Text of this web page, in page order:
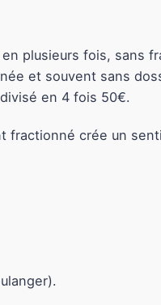
plusieurs fois, sans
et souvent sans
en 4 fois 50€.
fractionné crée un